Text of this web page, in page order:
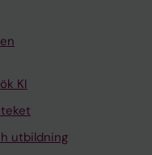
KI
utbildning